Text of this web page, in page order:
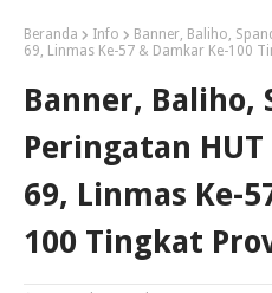
Beranda Info
Banner, Baliho,
69, Linmas Ke-57 & Damkar Ke-100
Banner, Baliho,
Peringatan HUT
69, Linmas Ke-
100 Tingkat